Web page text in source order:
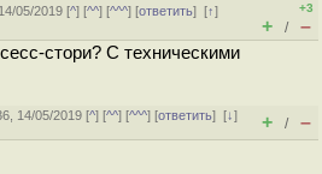
05/2019 [^] [^^] [^^^] [ответить][↑]
+3
+ / –
стори? С техническими
14/05/2019 [^] [^^] [^^^] [ответить][↓]
+ / –